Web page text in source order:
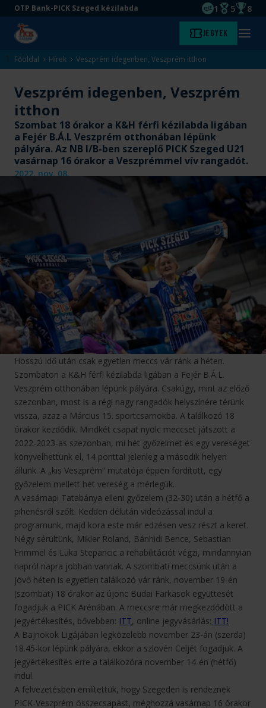
Ugrás
tartalomra
Ugrás
aljára
OTP Bank-PICK Szeged kézilabda
EHF
1
Magyar
5 8
Kezdőlap Jegyek Menü
Főoldal Hírek Veszprém idegenben, Veszprém itthon
Veszprém idegenben, Veszprém
itthon
Szombat 18 órakor a K&H férfi kézilabda ligában
a Fejér B.Á.L Veszprém otthonában lépünk
pályára. Az NB I/B-ben szereplő PICK Szeged U21
vasárnap 16 órakor a Veszprémmel vív rangadót.
2022. nov. 08.
Hosszú idő után csak egyetlen meccs vár ránk a héten.
Szombaton a K&H férfi kézilabda ligában a Fejér B.Á.L.
Veszprém otthonában lépünk pályára. Csakúgy, mint az előző
szezonban, most is a régi nagy rangadók helyszínére térünk
vissza, azaz a Március 15. sportcsarnokba. A találkozó 18
órakor kezdődik. Mindkét csapat nyolc meccset játszott a
2022-2023-as szezonban, mi hét győzelmet és egy vereséget
könyvelhettünk el, 14 ponttal jelenleg a második helyen
állunk. A „kis Veszprém” mutatója éppen fordított, egy
győzelem mellett hét vereség a mérlegük.
A vasárnapi Tatabánya elleni győzelem (32-30) után a hétfő a
pihenésről szólt. Kedden délután videózással indul a
programunk, majd kora este már edzésen vesz részt a keret.
Négy sérültünk, Mikler Roland, Bánhidi Bence, Sebastian
Frimmel és Luka Stepancic a rehabilitációt végzi, mindannyian
napról napra jobban vannak. A szombati meccsünk után a
jövő héten is egyetlen találkozó vár ránk, november 19-én
(szombat) 18 órakor az újonc Budai Farkasok együttesét
fogadjuk a PICK Arénában. A meccsre már megkezdődött a
jegyértékesítés, bővebben: ITT, online jegyvásárlás: ITT!
A Bajnokok Ligájában legközelebb november 23-án (szerda)
18.45-kor lépünk pályára, ekkor a szlovén Celjét fogadjuk. A
jegyértékesítés erre a találkozóra november 14-én (hétfő)
indul.
A felvezetésben említettük, hogy Szegeden is rendeznek
PICK-Veszprém összecsapást, méghozzá vasárnap 16 órakor